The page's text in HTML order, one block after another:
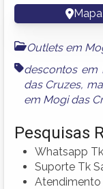
Mapa
Outlets em
descontos em
das Cruzes,
em Mogi das
Pesquisas
Whatsapp
Suporte Tk